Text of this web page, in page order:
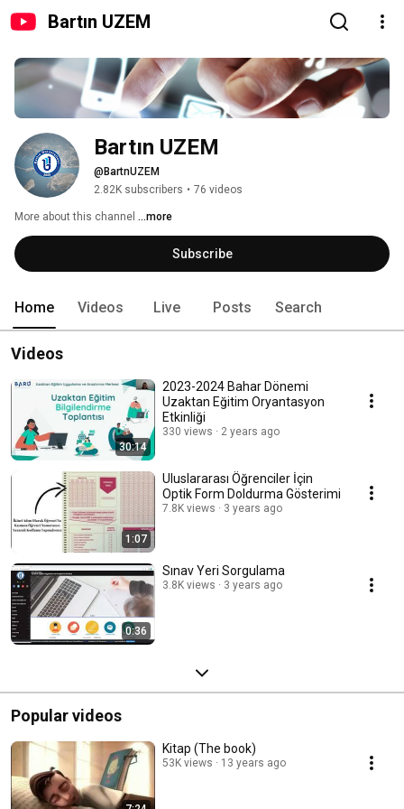
Bartın UZEM
Bartın UZEM
@BartnUZEM
2.82K subscribers • 76 videos
More about this channel ...more
Subscribe
Home Videos Live Posts Search
Videos
30:14
2023-2024 Bahar Dönemi
Uzaktan Eğitim Oryantasyon
Etkinliği
330 views 2 years ago
1:07
Uluslararası Öğrenciler İçin
Optik Form Doldurma Gösterimi
7.8K views 3 years ago
0:36
Sınav Yeri Sorgulama
3.8K views 3 years ago
Popular videos
Kitap (The book)
53K views 13 years ago